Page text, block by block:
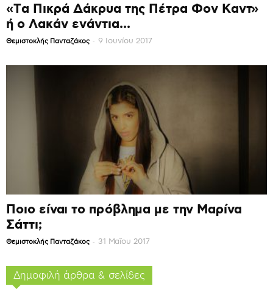
«Τα Πικρά Δάκρυα της Πέτρα Φον Καντ»
ή ο Λακάν ενάντια...
Θεμιστοκλής Πανταζάκος - 9 Ιουνίου 2017
Ποιο είναι το πρόβλημα με την Μαρίνα
Σάττι;
Θεμιστοκλής Πανταζάκος - 31 Μαΐου 2017
Δημοφιλή άρθρα & σελίδες